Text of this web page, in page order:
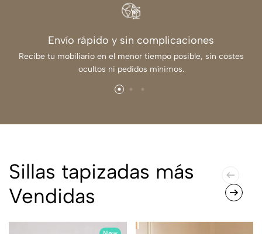
Envío rápido y sin complicaciones
Recibe tu mobiliario en el menor tiempo posible, sin costes
ocultos ni pedidos mínimos.
Sillas tapizadas más
Vendidas